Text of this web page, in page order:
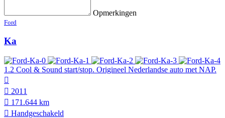
Opmerkingen
Ford
Ka
1.2 Cool & Sound start/stop. Origineel Nederlandse auto met NAP.
2011
171.644 km
Hand­geschakeld